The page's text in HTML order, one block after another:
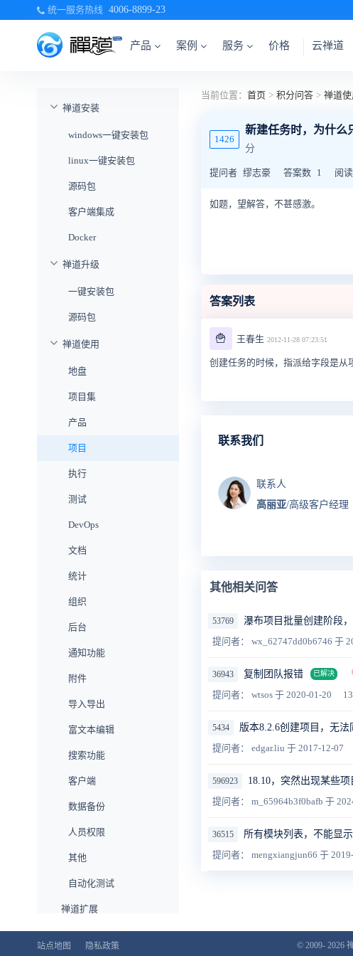
统一服务热线 4006-8899-23
产品 案例 服务 价格 云禅道
禅道安装
windows一键安装包
linux一键安装包
源码包
客户端集成
Docker
禅道升级
一键安装包
源码包
禅道使用
地盘
项目集
产品
项目
执行
测试
DevOps
文档
统计
组织
后台
通知功能
附件
导入导出
富文本编辑
搜索功能
客户端
数据备份
人员权限
其他
自动化测试
禅道扩展
当前位置： 首页 > 积分问答 > 禅道使
1426
新建任务时，为什么
分
提问者 缪志豪 答案数 1 阅
如题，望解答，不甚感激。
答案列表
🍟 王春生 2012-11-28 07:23:51
创建任务的时候，指派给字段是从
联系我们
联系人
高丽亚/高级客户经理
其他相关问答
53769 瀑布项目批量创建阶段
提问者： wx_62747dd0b6746 于
36943 复制团队报错 已解决
提问者： wtsos 于 2020-01-20
5434 版本8.2.6创建项目，无
提问者： edgar.liu 于 2017-12-07
596923 18.10，突然出现某些
提问者： m_65964b3f0bafb 于
36515 所有模块列表，不能显
提问者： mengxiangjun66 于
站点地图 隐私政策 © 2009- 2026